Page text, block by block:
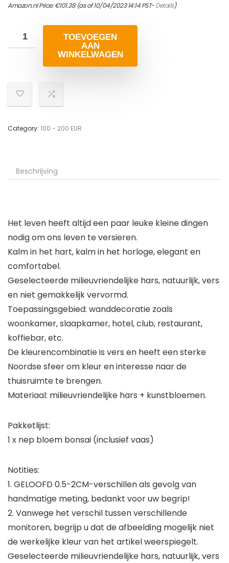
Amazon.nl Price:€101.38(as of 10/04/2023 14:14 PST-Details)
TOEVOEGEN
AAN
WINKELWAGEN
Category: 100 - 200 EUR
Beschrijving
Het leven heeft altijd een paar leuke kleine dingen
nodig om ons leven te versieren.
Kalm in het hart, kalm in het horloge, elegant en
comfortabel.
Geselecteerde milieuvriendelijke hars, natuurlijk, vers
en niet gemakkelijk vervormd.
Toepassingsgebied: wanddecoratie zoals
woonkamer, slaapkamer, hotel, club, restaurant,
koffiebar, etc.
De kleurencombinatie is vers en heeft een sterke
Noordse sfeer om kleur en interesse naar de
thuisruimte te brengen.
Materiaal: milieuvriendelijke hars + kunstbloemen.
Pakketlijst:
1 x nep bloem bonsai (inclusief vaas)
Notities:
1. GELOOFD 0.5-2CM-verschillen als gevolg van
handmatige meting, bedankt voor uw begrip!
2. Vanwege het verschil tussen verschillende
monitoren, begrijp u dat de afbeelding mogelijk niet
de werkelijke kleur van het artikel weerspiegelt.
Geselecteerde milieuvriendelijke hars, natuurlijk, vers